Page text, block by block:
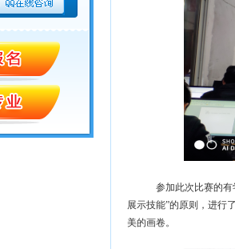
参加此次比赛的有
展示技能”的原则，进行
美的画卷。